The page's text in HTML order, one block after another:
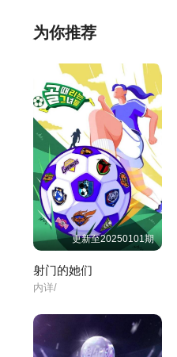
为你推荐
更新至20250101期
射门的她们
内详/